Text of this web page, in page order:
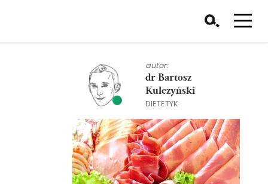
autor:
dr Bartosz
Kulczyński
DIETETYK